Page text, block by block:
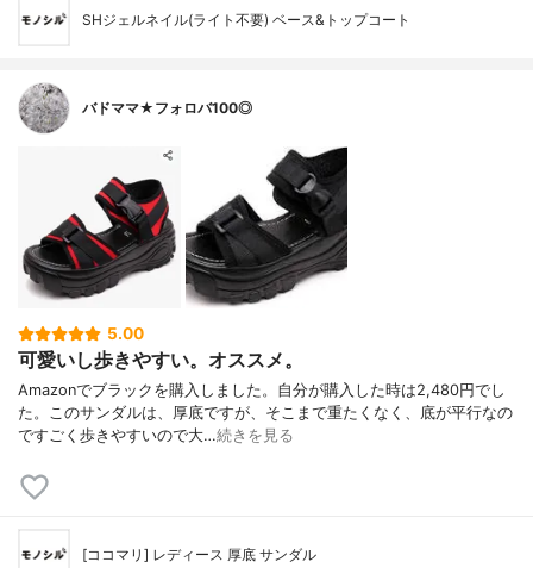
SHジェルネイル(ライト不要) ベース&トップコート
バドママ★フォロバ100◎
5.00
可愛いし歩きやすい。オススメ。
Amazonでブラックを購入しました。自分が購入した時は2,480円でし
た。このサンダルは、厚底ですが、そこまで重たくなく、底が平行なの
ですごく歩きやすいので大…続きを見る
[ココマリ] レディース 厚底 サンダル